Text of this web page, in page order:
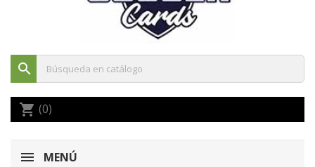
search
shopping_cart (0)
MENÚ